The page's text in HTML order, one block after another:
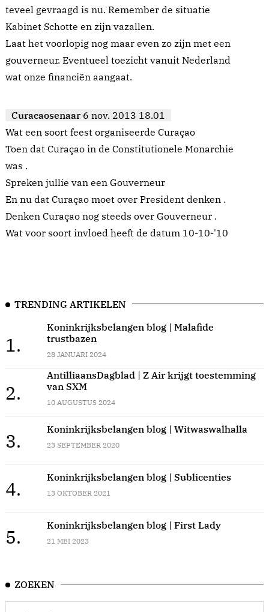
teveel gevraagd is nu. Remember de situatie
Kabinet Schotte en zijn vazallen.
Laat het voorlopig nog maar even zo zijn met een
gouverneur. Eventueel toezicht vanuit Nederland
wat onze financiën aangaat.
Curacaosenaar 6 nov. 2013 18.01
Wat een soort feest organiseerde Curaçao
Toen dat Curaçao in de Constitutionele Monarchie
was .
Spreken jullie van een Gouverneur
En nu dat Curaçao moet over President denken .
Denken Curaçao nog steeds over Gouverneur .
Wat voor soort invloed heeft de datum 10-10-'10
TRENDING ARTIKELEN
1.
Koninkrijksbelangen blog | Malafide
trustbazen
28 JANUARI 2024
2.
AntilliaansDagblad | Z Air krijgt toestemming
van SXM
10 AUGUSTUS 2024
3.
Koninkrijksbelangen blog | Witwaswalhalla
23 SEPTEMBER 2020
4.
Koninkrijksbelangen blog | Sublicenties
13 OKTOBER 2021
5.
Koninkrijksbelangen blog | First Lady
21 MEI 2023
ZOEKEN